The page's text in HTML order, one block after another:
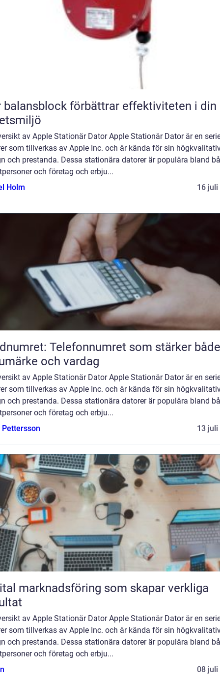
balansblock förbättrar effektiviteten i din
av Apple Stationär Dator Apple Stationär Dator är en
som tillverkas av Apple Inc. och är kända för sin
och prestanda. Dessa stationära datorer är populära bland
och företag och erbju...
Holm
16 juli
Telefonnumret som stärker både
och vardag
av Apple Stationär Dator Apple Stationär Dator är en
som tillverkas av Apple Inc. och är kända för sin
och prestanda. Dessa stationära datorer är populära bland
och företag och erbju...
13 juli
marknadsföring som skapar verkliga
av Apple Stationär Dator Apple Stationär Dator är en
som tillverkas av Apple Inc. och är kända för sin
och prestanda. Dessa stationära datorer är populära bland
och företag och erbju...
08 juli